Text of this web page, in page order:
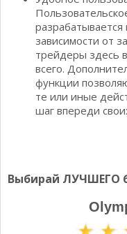
зависимости от
трейдеры здесь
всего.
функции
те или иные
шаг впереди
Выбирай ЛУЧШЕГО